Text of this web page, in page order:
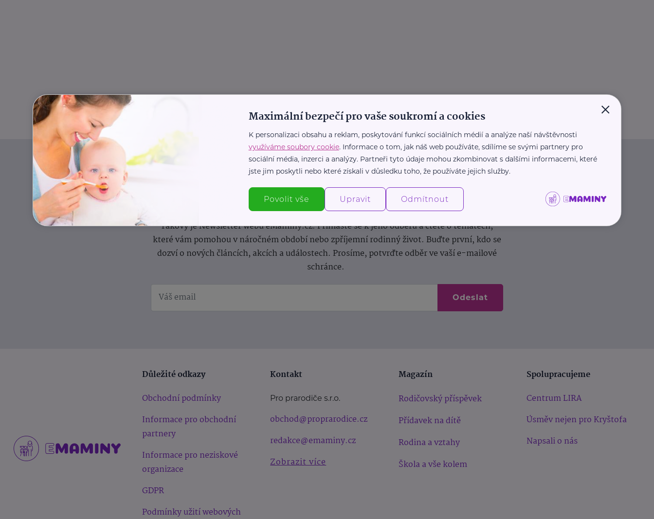
Newsletter
Pravidelný přísun novinek, inspirace na každý den, podpora pro rodiče i sdílení zkušeností.
Takový je Newsletter webu eMaminy.cz. Přihlaste se k jeho odběru a čtěte o tématech,
které vám pomohou v náročném období nebo zpříjemní rodinný život. Buďte první, kdo se
dozví o nových článcích, akcích a událostech. Prosíme, potvrďte odběr ve vaší e-mailové
schránce.
Odeslat
Důležité odkazy
Obchodní podmínky
Informace pro obchodní
partnery
Informace pro neziskové
organizace
GDPR
Podmínky užití webových
Kontakt
Pro prarodiče s.r.o.
obchod@proprarodice.cz
redakce@emaminy.cz
Zobrazit více
Magazín
Rodičovský příspěvek
Přídavek na dítě
Rodina a vztahy
Škola a vše kolem
Spolupracujeme
Centrum LIRA
Úsměv nejen pro Kryštofa
Napsali o nás
×
Maximální bezpečí pro vaše soukromí a cookies
K personalizaci obsahu a reklam, poskytování funkcí sociálních médií a analýze naší návštěvnosti
využíváme soubory cookie. Informace o tom, jak náš web používáte, sdílíme se svými partnery pro
sociální média, inzerci a analýzy. Partneři tyto údaje mohou zkombinovat s dalšími informacemi, které
jste jim poskytli nebo které získali v důsledku toho, že používáte jejich služby.
Povolit vše Upravit Odmítnout